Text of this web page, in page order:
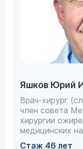
Яшков Юрий
Врач-хирург
член совета
хирургии
медицинских
Стаж 46 лет